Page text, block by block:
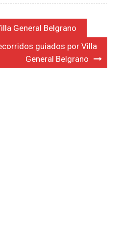
General Belgrano
guiados por Villa
General Belgrano